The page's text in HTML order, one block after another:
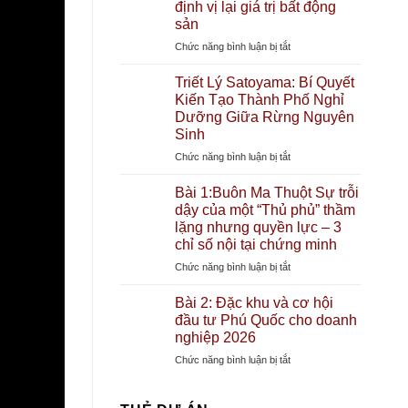
định
phố
lành”
đầu
tiên
Gateway
Ma
“Người
khổng
lồ”
Tây
Nguyên
–
Tác
động
trường
bất
sản
định vị lại giá trị bất động
sản
Chức năng bình luận bị tắtở
2027:
“Đại
công
trường”
Quốc
chu
kỳ
định
vị
bất
động
Triết Lý Satoyama: Bí Quyết
Kiến Tạo Thành Phố Nghỉ
Dưỡng Giữa Rừng Nguyên
Sinh
Chức năng bình luận bị tắtở
Lý
Satoyama:
Bí
Quyết
Kiến
Tạo
Phố
Nghỉ
Bài 1:Buôn Ma Thuột Sự trỗi
dậy của một “Thủ phủ” thầm
lặng nhưng quyền lực – 3
chỉ số nội tại chứng minh
Chức năng bình luận bị tắtở
1:Buôn
Ma
trỗi
Bài 2: Đặc khu và cơ hội
đầu tư Phú Quốc cho doanh
nghiệp 2026
Chức năng bình luận bị tắtở